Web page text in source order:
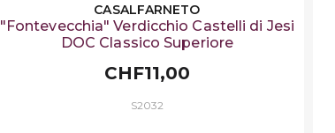
CASALFARNETO
"Fontevecchia" Verdicchio Castelli di Jesi
DOC Classico Superiore
CHF11,00
S2032